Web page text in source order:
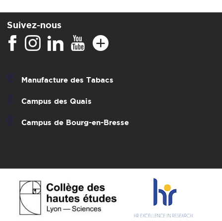
Suivez-nous
Manufacture des Tabacs
Campus des Quais
Campus de Bourg-en-Bresse